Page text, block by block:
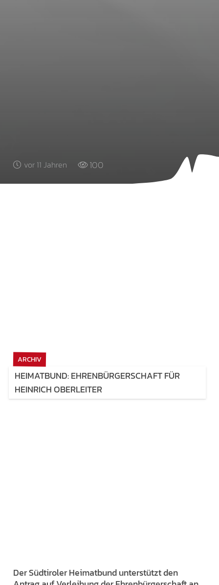
vor 11 Jahren 100
ARCHIV
HEIMATBUND: EHRENBÜRGERSCHAFT FÜR
HEINRICH OBERLEITER
Der Südtiroler Heimatbund unterstützt den